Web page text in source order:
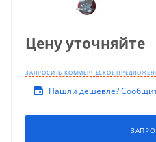
Цену уточняйте
ЗАПРОСИТЬ КОММЕРЧЕСКОЕ
Нашли дешевле?